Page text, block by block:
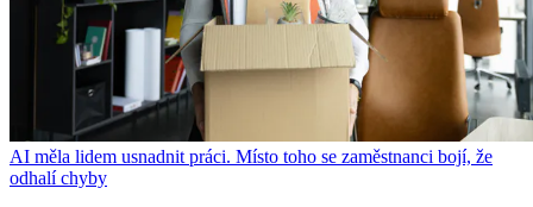
AI měla lidem usnadnit práci. Místo toho se zaměstnanci bojí, že
odhalí chyby